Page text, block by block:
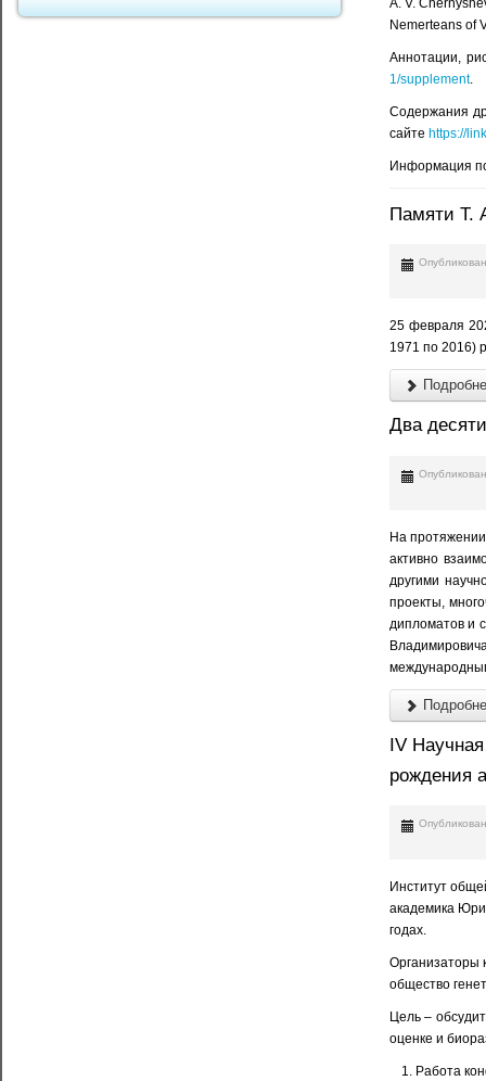
A. V.
Nemerteans of
Аннотации,
1/supplement.
Содержания
сайте https://
Информация
Памяти Т.
25 февраля
1971 по 2016)
Два
На
активно
другими
проекты,
дипломатов и
IV
рождения
Институт
академика
годах.
Организаторы
общество
Цель –
оценке и
Работа